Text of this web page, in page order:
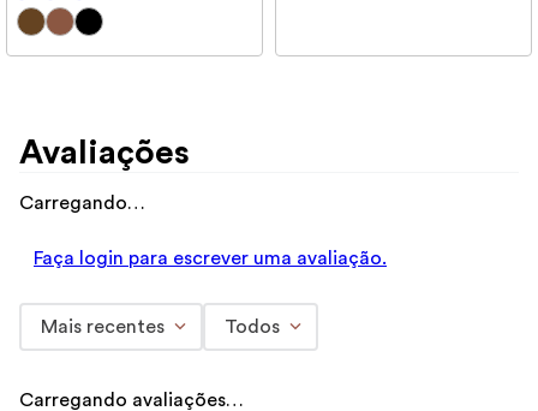
Avaliações
Carregando…
Faça login para escrever uma avaliação.
Mais recentes Todos
Carregando avaliações…